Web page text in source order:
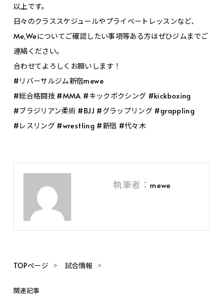
以上です。
日々のクラススケジュールやプライベートレッスンなど、
Me,Weについてご確認したい事項等ある方はぜひジムまでご
連絡ください。
合わせてよろしくお願いします！
#リバーサルジム新宿mewe
#総合格闘技 #MMA #キックボクシング #kickboxing
#ブラジリアン柔術 #BJJ #グラップリング #grappling
#レスリング #wrestling #新宿 #代々木
執筆者： mewe
TOPページ 試合情報
関連記事